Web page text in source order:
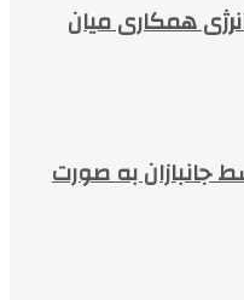
همکاری میان
جانبازان به صورت